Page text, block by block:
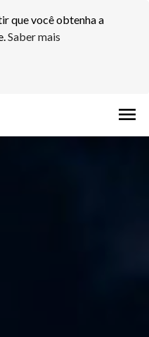
que você obtenha a
Saber mais
menu